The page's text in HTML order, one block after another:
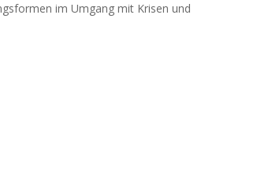
im Umgang mit Krisen und